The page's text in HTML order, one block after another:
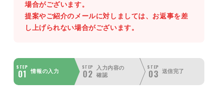
場合がございます。
提案やご紹介のメールに対しましては、お返事を差
し上げられない場合がございます。
STEP
01 情報の入力
STEP
02
入力内容の
確認
STEP
03 送信完了